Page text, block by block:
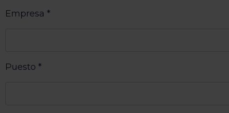
Empresa *
Puesto *